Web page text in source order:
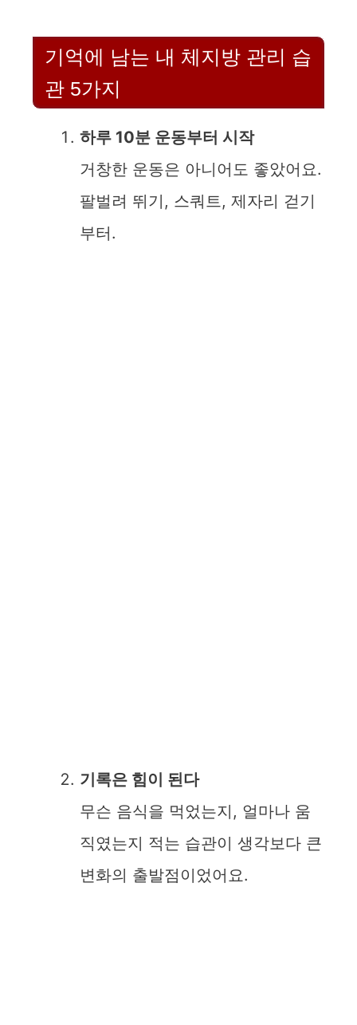
기억에 남는 내 체지방 관리 습
관 5가지
하루 10분 운동부터 시작
거창한 운동은 아니어도 좋았어요.
팔벌려 뛰기, 스쿼트, 제자리 걷기
부터.
기록은 힘이 된다
무슨 음식을 먹었는지, 얼마나 움
직였는지 적는 습관이 생각보다 큰
변화의 출발점이었어요.